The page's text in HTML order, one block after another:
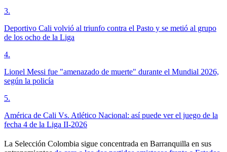
3.
Deportivo Cali volvió al triunfo contra el Pasto y se metió al grupo
de los ocho de la Liga
4.
Lionel Messi fue "amenazado de muerte" durante el Mundial 2026,
según la policía
5.
América de Cali Vs. Atlético Nacional: así puede ver el juego de la
fecha 4 de la Liga II-2026
La Selección Colombia sigue concentrada en Barranquilla en sus